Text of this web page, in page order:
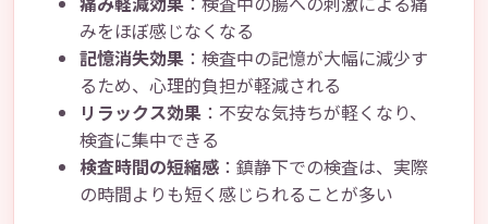
みをほぼ感じなくなる
記憶消失効果 ：検査中の記憶が大幅に減少す
るため、心理的負担が軽減される
リラックス効果 ：不安な気持ちが軽くなり、
検査に集中できる
検査時間の短縮感 ：鎮静下での検査は、実際
の時間よりも短く感じられることが多い